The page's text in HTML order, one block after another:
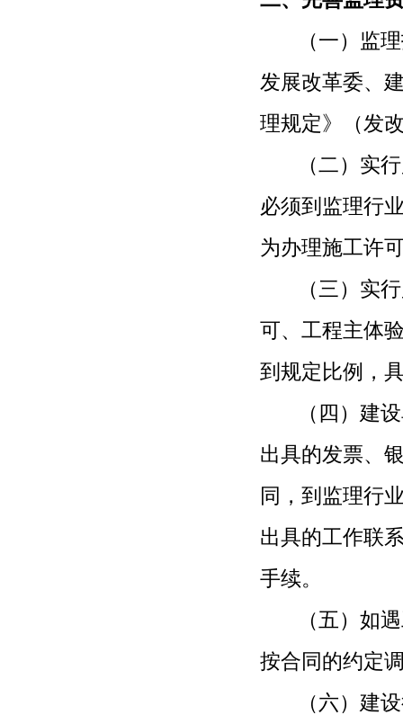
（一）监理
发展改革委、
理规定》（发
（二）实行
必须到监理行
为办理施工许
（三）实行
可、工程主体
到规定比例 ，
（四）建设
出具的发票、
同，到监理行
出具的工作联
手续。
（五）如遇
按合同的约定
（六）建设